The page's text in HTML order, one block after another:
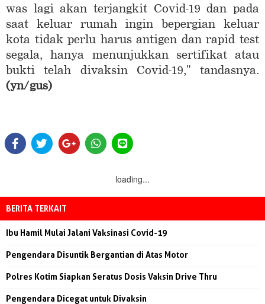
was lagi akan terjangkit Covid-19 dan pada
saat keluar rumah ingin bepergian keluar
kota tidak perlu harus antigen dan rapid test
segala, hanya menunjukkan sertifikat atau
bukti telah divaksin Covid-19," tandasnya.
(yn/gus)
loading...
BERITA TERKAIT
Ibu Hamil Mulai Jalani Vaksinasi Covid-19
Pengendara Disuntik Bergantian di Atas Motor
Polres Kotim Siapkan Seratus Dosis Vaksin Drive Thru
Pengendara Dicegat untuk Divaksin